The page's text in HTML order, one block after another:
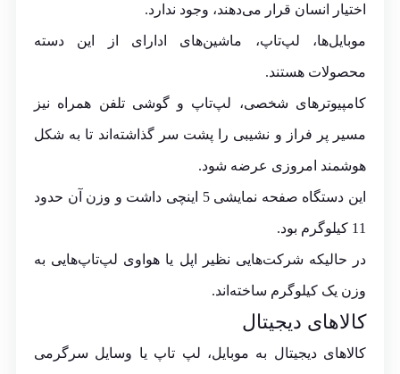
اختیار انسان قرار می‌دهند، وجود ندارد.
موبایل‌ها، لپ‌تاپ، ماشین‌های ادارای از این دسته
محصولات هستند.
کامپیوترهای شخصی، لپ‌تاپ و گوشی تلفن همراه نیز
مسیر پر فراز و نشیبی را پشت سر گذاشته‌اند تا به شکل
هوشمند امروزی عرضه شود.
این دستگاه صفحه نمایشی 5 اینچی داشت و وزن آن حدود
11 کیلوگرم بود.
در حالیکه شرکت‌هایی نظیر اپل یا هواوی لپ‌تاپ‌هایی به
وزن یک کیلوگرم ساخته‌اند.
کالاهای دیجیتال
کالاهای دیجیتال به موبایل، لپ تاپ یا وسایل سرگرمی